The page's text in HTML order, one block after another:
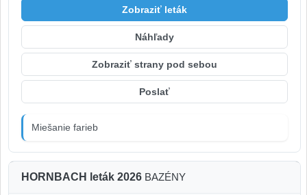
Zobraziť leták
Náhľady
Zobraziť strany pod sebou
Poslať
Miešanie farieb
HORNBACH leták 2026 BAZÉNY